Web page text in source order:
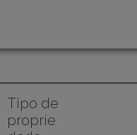
Tipo de
proprie